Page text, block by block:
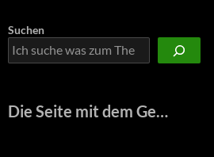
Suchen
Die Seite mit dem Ge…